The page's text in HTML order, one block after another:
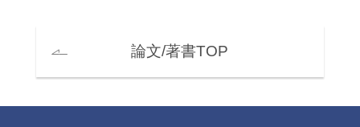
論文/著書TOP